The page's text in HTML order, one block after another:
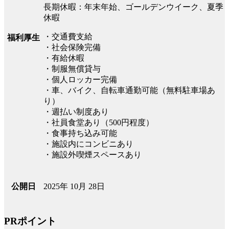
福利厚生
長期休暇：年末年始、ゴールデンウイーク、夏季
休暇
・交通費支給
・社会保険完備
・有給休暇
・制服無償貸与
・個人ロッカー完備
・車、バイク、自転車通勤可能（無料駐車場あ
り）
・週払い制度あり
・社員食堂あり（500円程度）
・食事持ち込み可能
・施設内にコンビニあり
・施設外喫煙スペースあり
公開日 2025年 10月 28日
PRポイント